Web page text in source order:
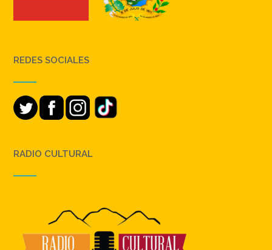
REDES SOCIALES
RADIO CULTURAL